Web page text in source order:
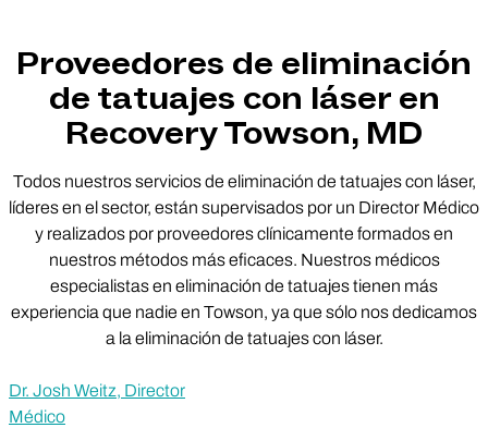
Proveedores de eliminación
de tatuajes con láser en
Recovery Towson, MD
Todos nuestros servicios de eliminación de tatuajes con láser,
líderes en el sector, están supervisados por un Director Médico
y realizados por proveedores clínicamente formados en
nuestros métodos más eficaces. Nuestros médicos
especialistas en eliminación de tatuajes tienen más
experiencia que nadie en Towson, ya que sólo nos dedicamos
a la eliminación de tatuajes con láser.
Dr. Josh Weitz, Director
Médico